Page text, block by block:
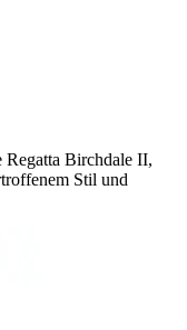
Regatta Birchdale II,
Stil und